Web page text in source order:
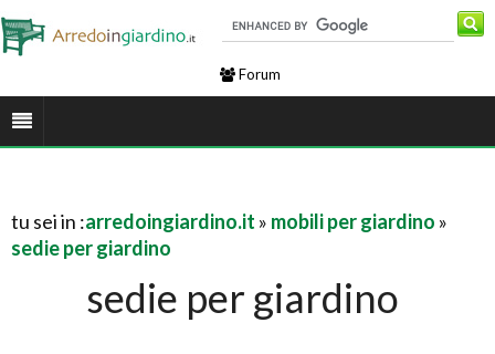
Forum
tu sei in :arredoingiardino.it » mobili per giardino »
sedie per giardino
sedie per giardino